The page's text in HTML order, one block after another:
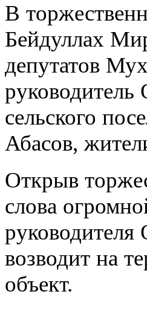
В
Бейдуллах
депутатов
руководитель
сельского
Абасов,
Открыв
слова
возводит на
объект.